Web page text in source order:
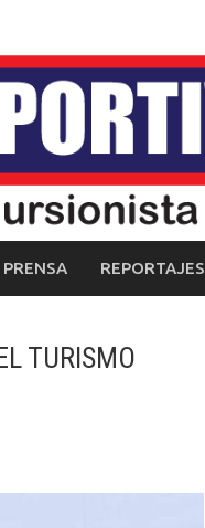
REPORTAJES
TURISMO